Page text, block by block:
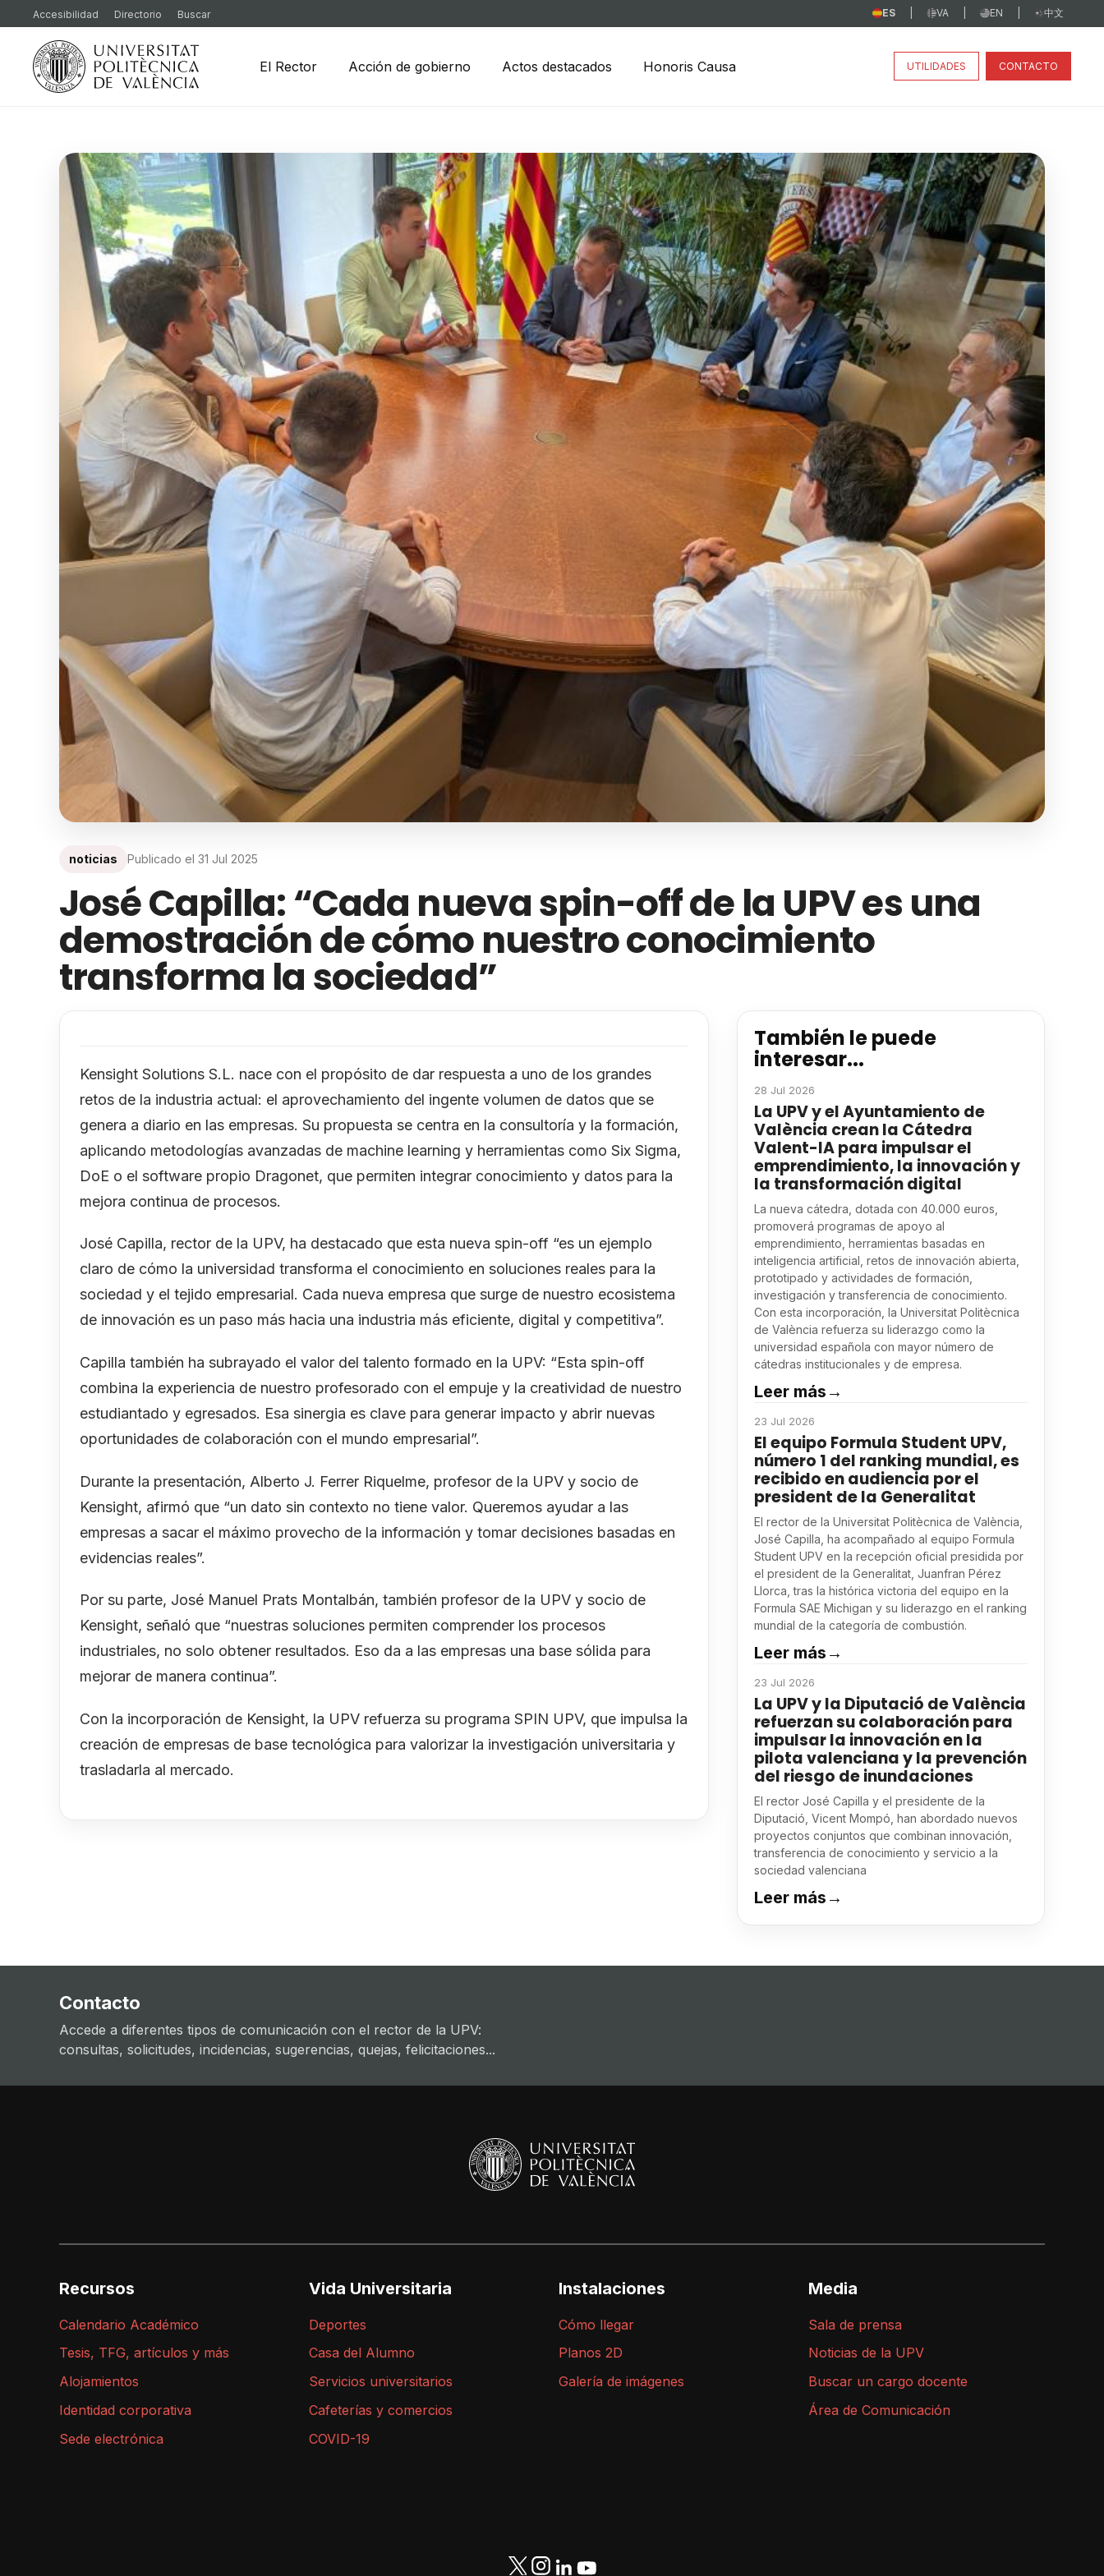
Accesibilidad Directorio Buscar ES VA EN 中文
El Rector Acción de gobierno Actos destacados Honoris Causa UTILIDADES CONTACTO
noticias Publicado el 31 Jul 2025
José Capilla: “Cada nueva spin-off de la UPV es una
demostración de cómo nuestro conocimiento
transforma la sociedad”
Kensight Solutions S.L. nace con el propósito de dar respuesta a uno de los grandes
retos de la industria actual: el aprovechamiento del ingente volumen de datos que se
genera a diario en las empresas. Su propuesta se centra en la consultoría y la formación,
aplicando metodologías avanzadas de machine learning y herramientas como Six Sigma,
DoE o el software propio Dragonet, que permiten integrar conocimiento y datos para la
mejora continua de procesos.
José Capilla, rector de la UPV, ha destacado que esta nueva spin-off “es un ejemplo
claro de cómo la universidad transforma el conocimiento en soluciones reales para la
sociedad y el tejido empresarial. Cada nueva empresa que surge de nuestro ecosistema
de innovación es un paso más hacia una industria más eficiente, digital y competitiva”.
Capilla también ha subrayado el valor del talento formado en la UPV: “Esta spin-off
combina la experiencia de nuestro profesorado con el empuje y la creatividad de nuestro
estudiantado y egresados. Esa sinergia es clave para generar impacto y abrir nuevas
oportunidades de colaboración con el mundo empresarial”.
Durante la presentación, Alberto J. Ferrer Riquelme, profesor de la UPV y socio de
Kensight, afirmó que “un dato sin contexto no tiene valor. Queremos ayudar a las
empresas a sacar el máximo provecho de la información y tomar decisiones basadas en
evidencias reales”.
Por su parte, José Manuel Prats Montalbán, también profesor de la UPV y socio de
Kensight, señaló que “nuestras soluciones permiten comprender los procesos
industriales, no solo obtener resultados. Eso da a las empresas una base sólida para
mejorar de manera continua”.
Con la incorporación de Kensight, la UPV refuerza su programa SPIN UPV, que impulsa la
creación de empresas de base tecnológica para valorizar la investigación universitaria y
trasladarla al mercado.
También le puede
interesar...
28 Jul 2026
La UPV y el Ayuntamiento de
València crean la Cátedra
Valent-IA para impulsar el
emprendimiento, la innovación y
la transformación digital
La nueva cátedra, dotada con 40.000 euros,
promoverá programas de apoyo al
emprendimiento, herramientas basadas en
inteligencia artificial, retos de innovación abierta,
prototipado y actividades de formación,
investigación y transferencia de conocimiento.
Con esta incorporación, la Universitat Politècnica
de València refuerza su liderazgo como la
universidad española con mayor número de
cátedras institucionales y de empresa.
Leer más →
23 Jul 2026
El equipo Formula Student UPV,
número 1 del ranking mundial, es
recibido en audiencia por el
president de la Generalitat
El rector de la Universitat Politècnica de València,
José Capilla, ha acompañado al equipo Formula
Student UPV en la recepción oficial presidida por
el president de la Generalitat, Juanfran Pérez
Llorca, tras la histórica victoria del equipo en la
Formula SAE Michigan y su liderazgo en el ranking
mundial de la categoría de combustión.
Leer más →
23 Jul 2026
La UPV y la Diputació de València
refuerzan su colaboración para
impulsar la innovación en la
pilota valenciana y la prevención
del riesgo de inundaciones
El rector José Capilla y el presidente de la
Diputació, Vicent Mompó, han abordado nuevos
proyectos conjuntos que combinan innovación,
transferencia de conocimiento y servicio a la
sociedad valenciana
Leer más →
Contacto
Accede a diferentes tipos de comunicación con el rector de la UPV:
consultas, solicitudes, incidencias, sugerencias, quejas, felicitaciones...
Recursos
Calendario Académico
Tesis, TFG, artículos y más
Alojamientos
Identidad corporativa
Sede electrónica
Vida Universitaria
Deportes
Casa del Alumno
Servicios universitarios
Cafeterías y comercios
COVID-19
Instalaciones
Cómo llegar
Planos 2D
Galería de imágenes
Media
Sala de prensa
Noticias de la UPV
Buscar un cargo docente
Área de Comunicación